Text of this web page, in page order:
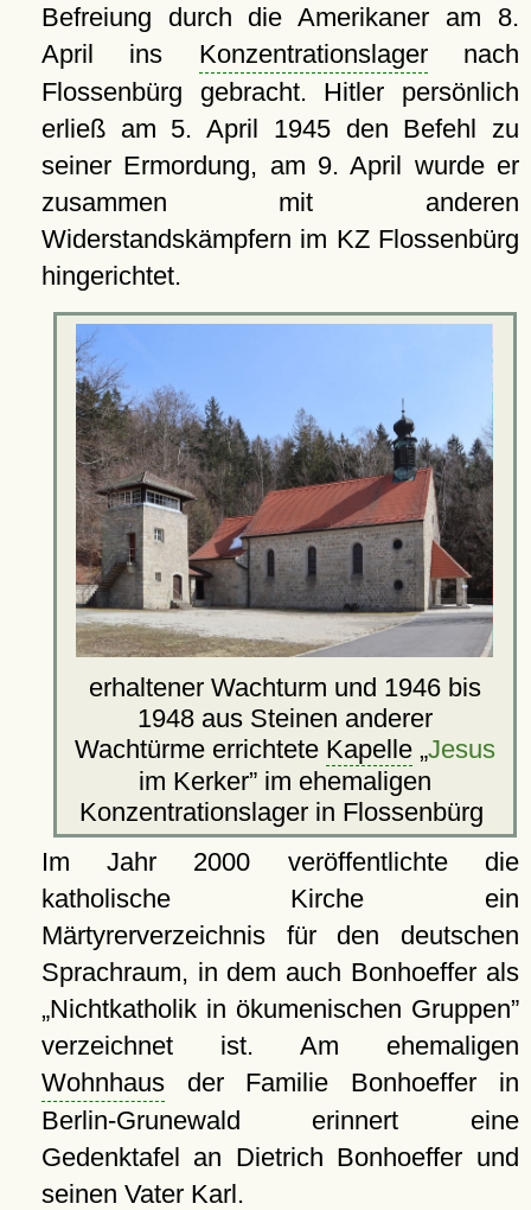
Befreiung durch die Amerikaner am 8.
April ins Konzentrationslagernach
Flossenbürg gebracht. Hitler persönlich
erließ am 5. April 1945 den Befehl zu
seiner Ermordung, am 9. April wurde er
zusammen mit anderen
Widerstandskämpfern im KZ Flossenbürg
hingerichtet.
erhaltener Wachturm und 1946 bis
1948 aus Steinen anderer
Wachtürme errichtete Kapelle Jesus
im Kerker im ehemaligen
Konzentrationslager in Flossenbürg
Im Jahr 2000 veröffentlichte die
katholische Kirche ein
Märtyrerverzeichnis für den deutschen
Sprachraum, in dem auch Bonhoeffer als
Nichtkatholik in ökumenischen Gruppen
verzeichnet ist. Am ehemaligen
Wohnhausder Familie Bonhoeffer in
Berlin-Grunewald erinnert eine
Gedenktafel an Dietrich Bonhoeffer und
seinen Vater Karl.